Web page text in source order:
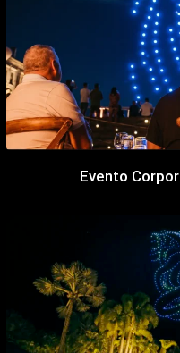
Evento